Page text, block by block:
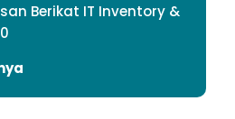
Berikat IT Inventory &